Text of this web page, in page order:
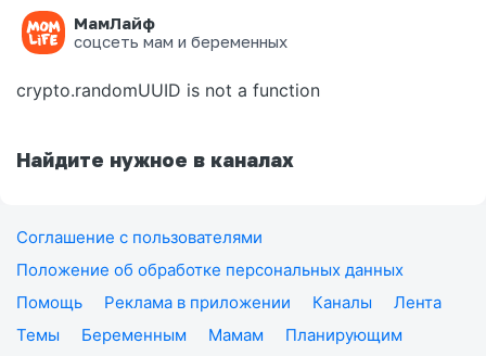
МамЛайф
соцсеть мам и беременных
Ошибка на странице
crypto.randomUUID is not a function
Найдите нужное в каналах
Соглашение с пользователями
Положение об обработке персональных данных
Помощь
Реклама в приложении Каналы
Лента
Темы
Беременным Мамам
Планирующим